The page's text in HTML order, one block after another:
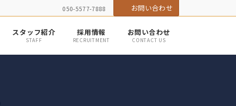
050-5577-7888 お問い合わせ
スタッフ紹介
STAFF
採用情報
RECRUITMENT
お問い合わせ
CONTACT US